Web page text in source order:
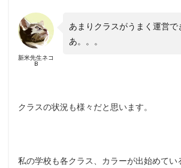
新米先生ネコ
B
あまりクラスがうまく運営で
あ。。。
クラスの状況も様々だと思います。
私の学校も各クラス、カラーが出始めてい